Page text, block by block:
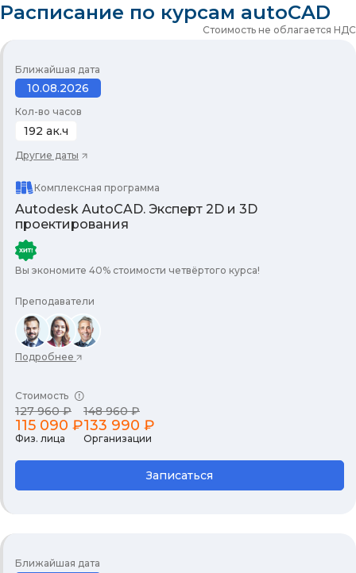
Расписание по курсам autoCAD
Стоимость не облагается НДС
Ближайшая дата
10.08.2026
Кол-во часов
192 ак.ч
Другие даты
Комплексная программа
Autodesk AutoCAD. Эксперт 2D и 3D
проектирования
Вы экономите 40% стоимости четвёртого курса!
Преподаватели
Подробнее
Стоимость
127 960 ₽
115 090 ₽
Физ. лица
148 960 ₽
133 990 ₽
Организации
Записаться
Ближайшая дата